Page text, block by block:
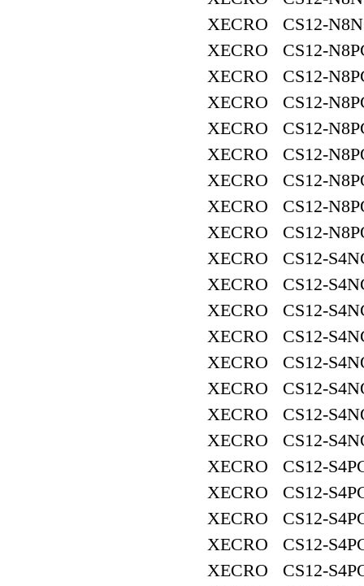
XECRO CS12-
XECRO CS12-
XECRO CS12-
XECRO CS12-
XECRO CS12-
XECRO CS12-
XECRO CS12-
XECRO CS12-
XECRO CS12-
XECRO CS12-
XECRO CS12-
XECRO CS12-
XECRO CS12-
XECRO CS12-
XECRO CS12-
XECRO CS12-
XECRO CS12-
XECRO CS12-
XECRO CS12-
XECRO CS12-
XECRO CS12-
XECRO CS12-